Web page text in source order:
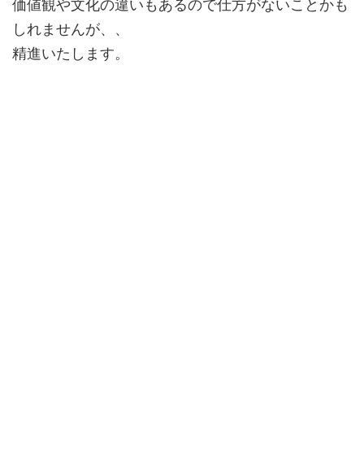
価値観や文化の違いもあるので仕方がないことかも
しれませんが、、
精進いたします。